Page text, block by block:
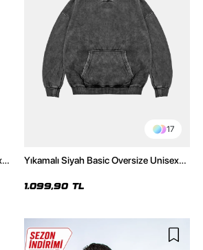
17
Yıkamalı Siyah Basic Oversize Unisex
1.099,90 TL